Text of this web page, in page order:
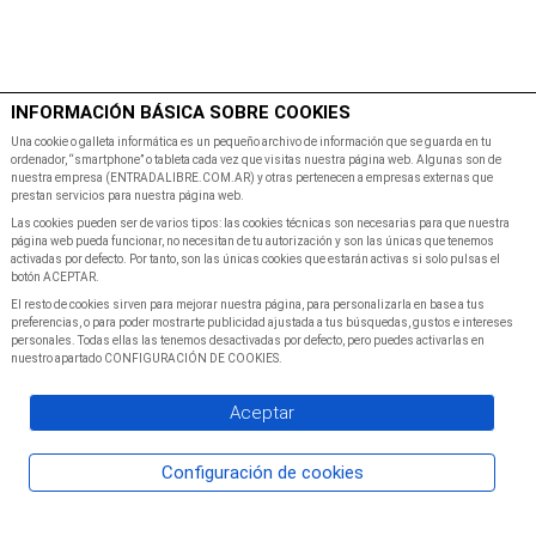
Inicio Programacion
INFORMACIÓN BÁSICA SOBRE COOKIES
Una cookie o galleta informática es un pequeño archivo de información que se guarda en tu
ordenador, “smartphone” o tableta cada vez que visitas nuestra página web. Algunas son de
nuestra empresa (ENTRADALIBRE.COM.AR) y otras pertenecen a empresas externas que
prestan servicios para nuestra página web.
Las cookies pueden ser de varios tipos: las cookies técnicas son necesarias para que nuestra
página web pueda funcionar, no necesitan de tu autorización y son las únicas que tenemos
activadas por defecto. Por tanto, son las únicas cookies que estarán activas si solo pulsas el
botón ACEPTAR.
El resto de cookies sirven para mejorar nuestra página, para personalizarla en base a tus
preferencias, o para poder mostrarte publicidad ajustada a tus búsquedas, gustos e intereses
personales. Todas ellas las tenemos desactivadas por defecto, pero puedes activarlas en
nuestro apartado CONFIGURACIÓN DE COOKIES.
Aceptar
Configuración de cookies